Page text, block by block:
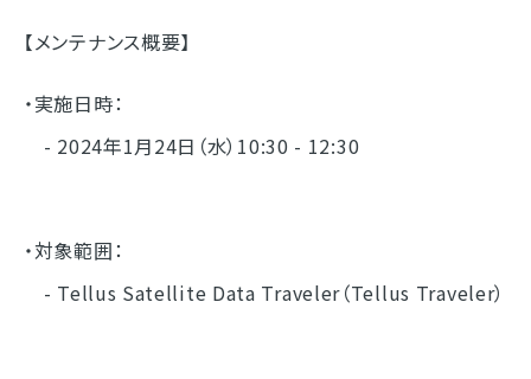
【メンテナンス概要】
・実施日時：
- 2024年1月24日（水）10:30 - 12:30
・対象範囲：
- Tellus Satellite Data Traveler（Tellus Traveler）